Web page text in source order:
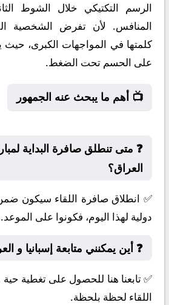
الرسم التكتيكي خلال الشوط
المنافس. لأن تفرض الشخصية
كلمتها في المواجهات الكبرى، حيث
على الحسم تحت الضغط.
📺 أهم ما يبحث عنه الجمهور
❓ متى تنطلق صافرة البداية
العراق؟
✅ انطلاق صافرة اللقاء سيكون
دولية لهذا اليوم، فكونوا على الموعد.
❓ أين يمكنني متابعة إسبانيا و
✅ تابعنا هنا للحصول على تغطية
اللقاء لحظة بلحظة.